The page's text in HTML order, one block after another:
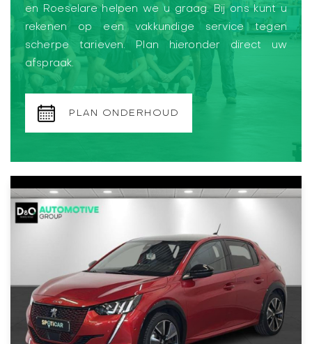
en Roeselare helpen we u graag. Bij ons kunt u
rekenen op een vakkundige service tegen
scherpe tarieven. Plan hieronder direct uw
afspraak.
PLAN ONDERHOUD